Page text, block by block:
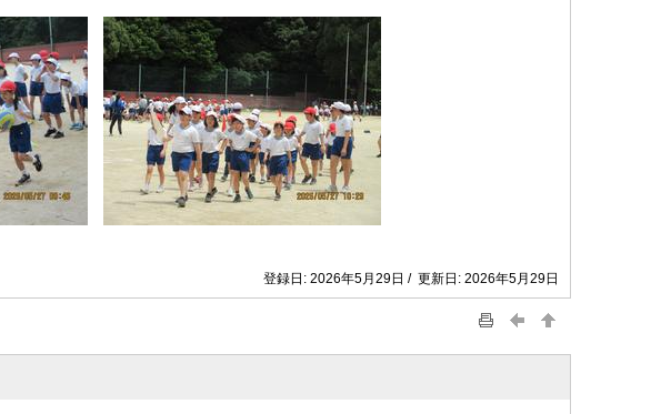
登録日: 2026年5月29日 / 更新日: 2026年5月29日